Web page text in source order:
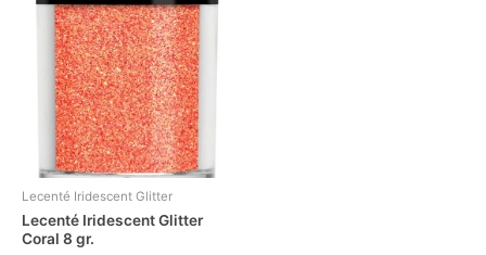
Lecenté Iridescent Glitter
Lecenté Iridescent Glitter
Coral 8 gr.